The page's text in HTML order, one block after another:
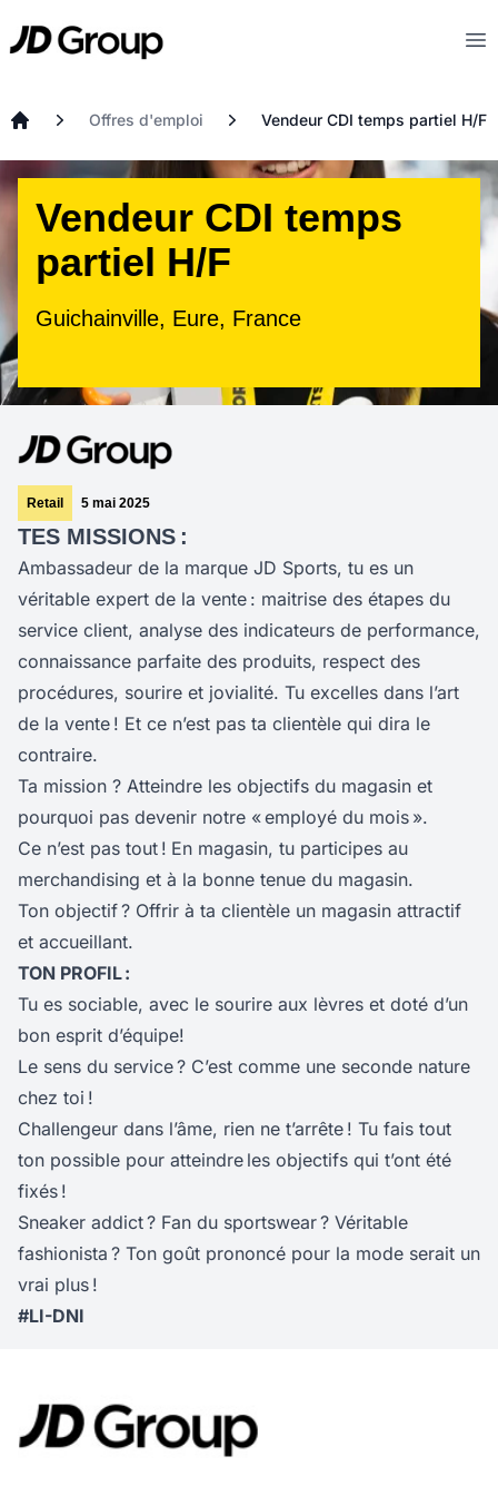
JD
Offres d'emploi Vendeur CDI temps partiel H/F
Vendeur CDI temps
partiel H/F
Guichainville, Eure, France
Retail 5 mai 2025
TES MISSIONS :
Ambassadeur de la marque JD Sports, tu es un
véritable expert de la vente : maitrise des étapes du
service client, analyse des indicateurs de performance,
connaissance parfaite des produits, respect des
procédures, sourire et jovialité. Tu excelles dans l’art
de la vente ! Et ce n’est pas ta clientèle qui dira le
contraire.
Ta mission ? Atteindre les objectifs du magasin et
pourquoi pas devenir notre « employé du mois ».
Ce n’est pas tout ! En magasin, tu participes au
merchandising et à la bonne tenue du magasin.
Ton objectif ? Offrir à ta clientèle un magasin attractif
et accueillant.
TON PROFIL :
Tu es sociable, avec le sourire aux lèvres et doté d’un
bon esprit d’équipe!
Le sens du service ? C’est comme une seconde nature
chez toi !
Challengeur dans l’âme, rien ne t’arrête ! Tu fais tout
ton possible pour atteindre les objectifs qui t’ont été
fixés !
Sneaker addict ? Fan du sportswear ? Véritable
fashionista ? Ton goût prononcé pour la mode serait un
vrai plus !
#LI-DNI